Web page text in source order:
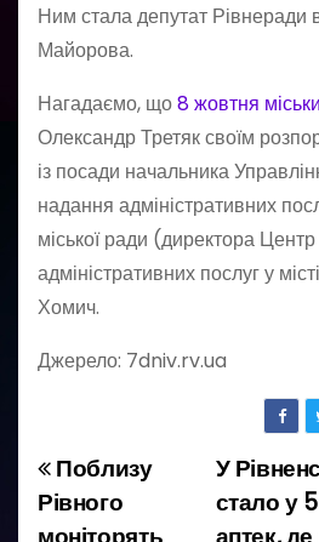
Ним стала депутат Рівнеради
Майорова.
Нагадаємо, що8 жовтня
Олександр Третяк своїм
із посади начальника
надання адміністративних
міської ради (директора
адміністративних послуг у
Хомич.
Джерело: 7dniv.rv.ua
Н
а
У
стало у
Поблизу
Рівного